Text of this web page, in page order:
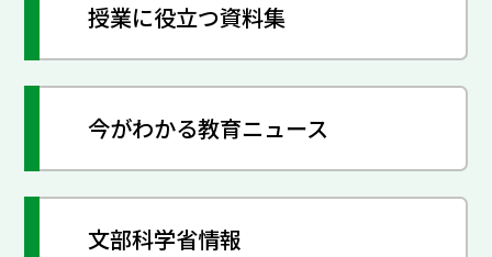
授業に役立つ資料集
今がわかる教育ニュース
文部科学省情報